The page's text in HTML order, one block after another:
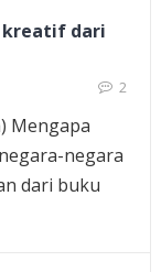
kreatif dari
2
Mengapa
negara
dari buku